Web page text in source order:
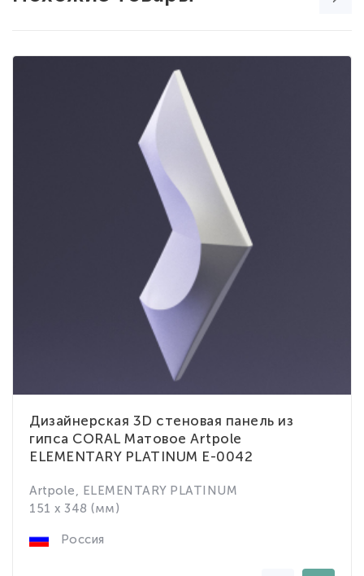
Дизайнерская 3D стеновая панель из
гипса CORAL Матовое Artpole
ELEMENTARY PLATINUM E-0042
Artpole, ELEMENTARY PLATINUM
151 x 348 (мм)
Россия